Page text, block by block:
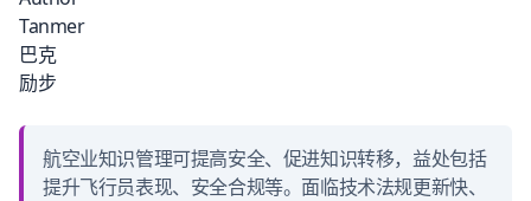
航空业知识管理可提高安全、促进知识转移，益处包括
提升飞行员表现、安全合规等。面临技术法规更新快、